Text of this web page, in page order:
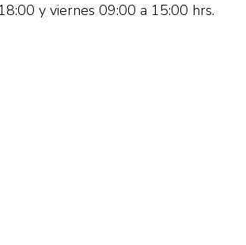
y viernes 09:00 a 15:00 hrs.